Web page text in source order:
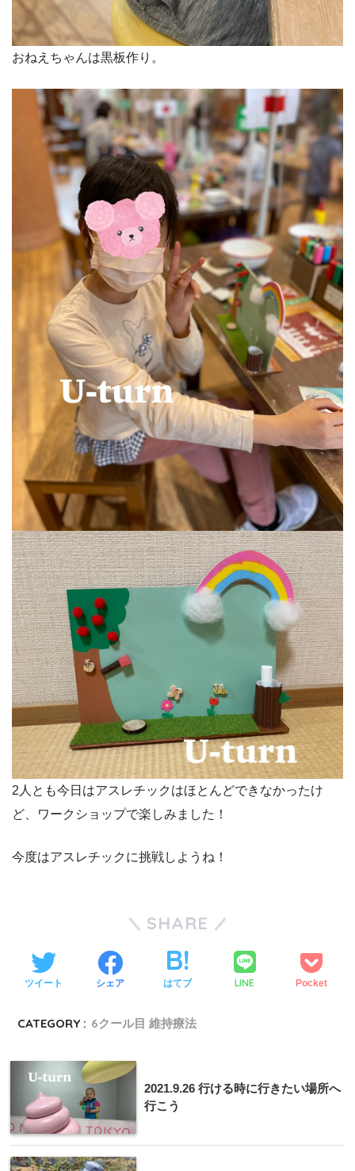
おねえちゃんは黒板作り。
2人とも今日はアスレチックはほとんどできなかったけ
ど、ワークショップで楽しみました！
今度はアスレチックに挑戦しようね！
SHARE
ツイート シェア はてブ LINE Pocket
CATEGORY : 6クール目 維持療法
2021.9.26 行ける時に行きたい場所へ
行こう